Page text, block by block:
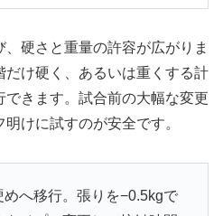
硬さと重量の許容が広がりま
け硬く、あるいは重くする計
きます。試合前の大幅な変更
けに試すのが安全です。
へ移行。張りを−0.5kgで